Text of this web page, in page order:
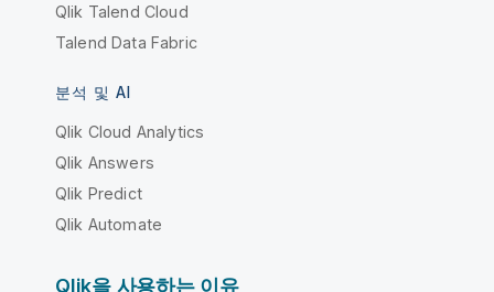
Qlik Talend Cloud
Talend Data Fabric
분석 및 AI
Qlik Cloud Analytics
Qlik Answers
Qlik Predict
Qlik Automate
Qlik을 사용하는 이유